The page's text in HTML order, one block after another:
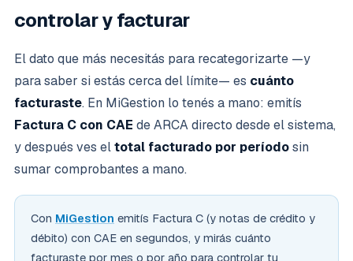
controlar y facturar
El dato que más necesitás para recategorizarte —y
para saber si estás cerca del límite— es cuánto
facturaste. En MiGestion lo tenés a mano: emitís
Factura C con CAE de ARCA directo desde el sistema,
y después ves eltotal facturado por períodosin
sumar comprobantes a mano.
Con MiGestion emitís Factura C (y notas de crédito y
débito) con CAE en segundos, y mirás cuánto
facturaste por mes o por año para controlar tu